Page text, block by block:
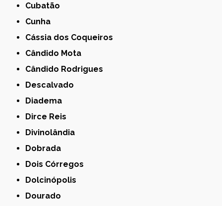
Cubatão
Cunha
Cássia dos Coqueiros
Cândido Mota
Cândido Rodrigues
Descalvado
Diadema
Dirce Reis
Divinolândia
Dobrada
Dois Córregos
Dolcinópolis
Dourado